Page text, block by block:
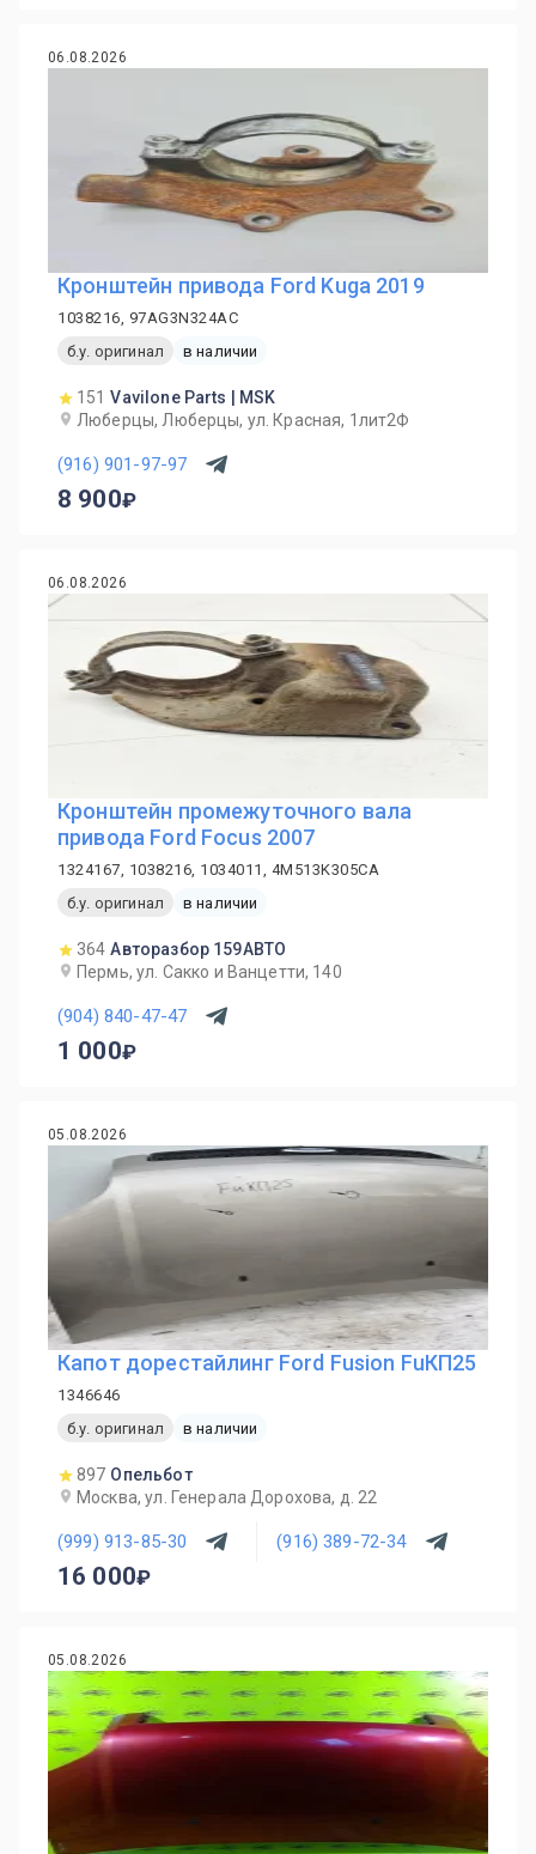
06.08.2026
Кронштейн привода Ford Kuga 2019
1038216, 97AG3N324AC
б.у. оригинал
в наличии
151 Vavilone Parts | MSK
Люберцы, Люберцы, ул. Красная, 1лит2Ф
(916) 901-97-97
8 900
06.08.2026
Кронштейн промежуточного вала
привода Ford Focus 2007
1324167, 1038216, 1034011, 4M513K305CA
б.у. оригинал
в наличии
364 Авторазбор 159АВТО
Пермь, ул. Сакко и Ванцетти, 140
(904) 840-47-47
1 000
05.08.2026
Капот дорестайлинг Ford Fusion FuКП25
1346646
б.у. оригинал
в наличии
897 Опельбот
Москва, ул. Генерала Дорохова, д. 22
(999) 913-85-30 (916) 389-72-34
16 000
05.08.2026